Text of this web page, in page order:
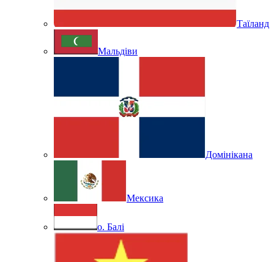
Таїланд
Мальдіви
Домінікана
Мексика
о. Балі